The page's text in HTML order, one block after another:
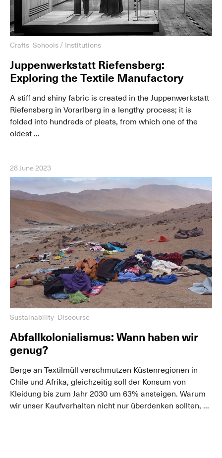
Crafts Schools / Institutions
Juppenwerkstatt Riefensberg:
Exploring the Textile Manufactory
A stiff and shiny fabric is created in the Juppenwerkstatt
Riefensberg in Vorarlberg in a lengthy process; it is
folded into hundreds of pleats, from which one of the
oldest ...
28 June 2023
Sustainability Discourse
Abfallkolonialismus: Wann haben wir
genug?
Berge an Textilmüll verschmutzen Küstenregionen in
Chile und Afrika, gleichzeitig soll der Konsum von
Kleidung bis zum Jahr 2030 um 63% ansteigen. Warum
wir unser Kaufverhalten nicht nur überdenken sollten, ...